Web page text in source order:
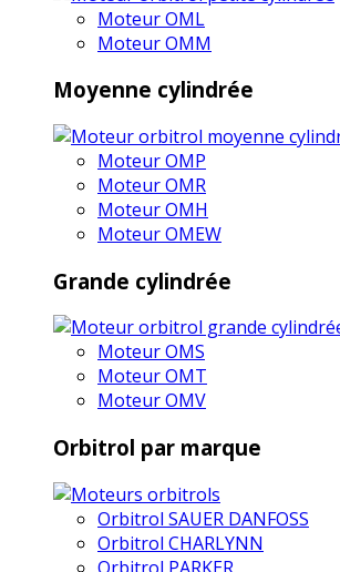
Moteur OML
Moteur OMM
Moyenne cylindrée
Moteur OMP
Moteur OMR
Moteur OMH
Moteur OMEW
Grande cylindrée
Moteur OMS
Moteur OMT
Moteur OMV
Orbitrol par marque
Orbitrol SAUER DANFOSS
Orbitrol CHARLYNN